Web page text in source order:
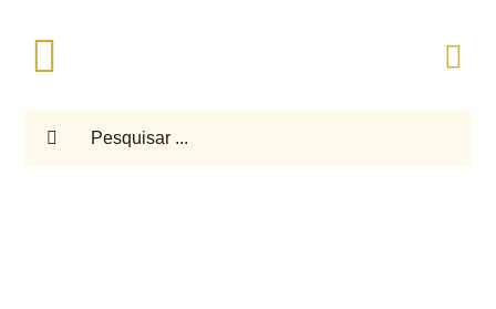
Pesquisar
Toggle
Navigation
ARMAÇÕES E ÓCULOS DE SOL